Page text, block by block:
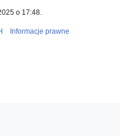
o 17:48.
Informacje prawne